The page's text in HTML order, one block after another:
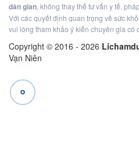
dân gian, không thay thế tư vấn y tế,
Với các quyết định quan trọng về sức
vui lòng tham khảo ý kiến chuyên gia có
Copyright © 2016 - 2026
Vạn Niên